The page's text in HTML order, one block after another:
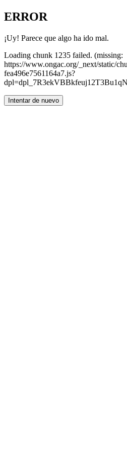
ERROR
¡Uy! Parece que algo ha ido mal.
Loading chunk 1235 failed. (missing:
https://www.ongac.org/_next/static/
fea496e7561164a7.js?
Intentar de nuevo